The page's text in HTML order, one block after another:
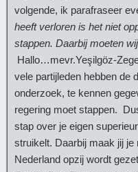
volgende, ik parafraseer
heeft verloren is het niet
stappen. Daarbij moeten
Hallo…mevr.Yeşilgöz-
vele partijleden hebben de
onderzoek, te kennen
regering moet stappen.
stap over je eigen
struikelt. Daarbij maak jij
Nederland opzij wordt